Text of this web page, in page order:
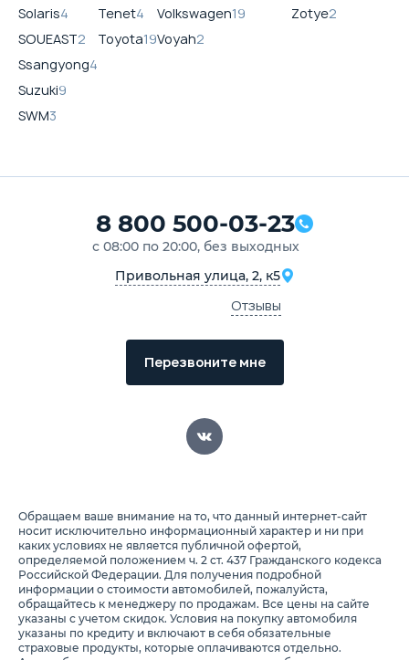
Solaris4
SOUEAST2
Ssangyong4
Suzuki9
SWM3
Tenet4
Toyota19
Volkswagen19
Voyah2
Zotye2
8 800 500-03-23
с 08:00 по 20:00, без выходных
Привольная улица, 2, к5
Отзывы
Перезвоните мне
Обращаем ваше внимание на то, что данный интернет-сайт
носит исключительно информационный характер и ни при
каких условиях не является публичной офертой,
определяемой положением ч. 2 ст. 437 Гражданского кодекса
Российской Федерации. Для получения подробной
информации о стоимости автомобилей, пожалуйста,
обращайтесь к менеджеру по продажам. Все цены на сайте
указаны с учетом скидок. Условия на покупку автомобиля
указаны по кредиту и включают в себя обязательные
страховые продукты, которые оплачиваются отдельно.